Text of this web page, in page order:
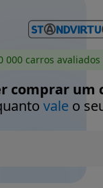
000 carros
comprar um
valeo